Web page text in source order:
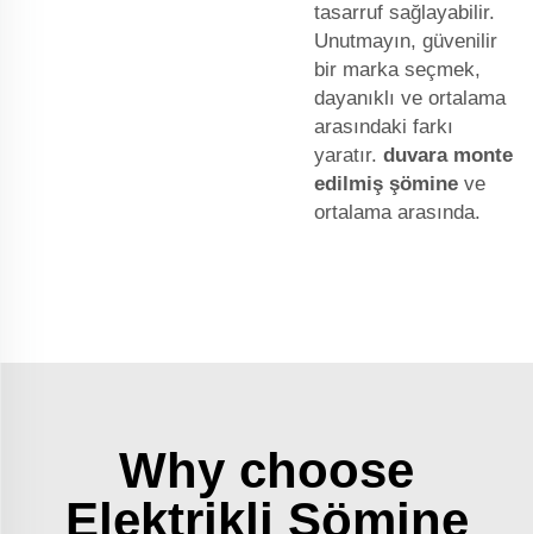
tasarruf sağlayabilir.
Unutmayın, güvenilir
bir marka seçmek,
dayanıklı ve ortalama
arasındaki farkı
yaratır. duvara monte
edilmiş şömine ve
ortalama arasında.
Why choose
Elektrikli Şömine